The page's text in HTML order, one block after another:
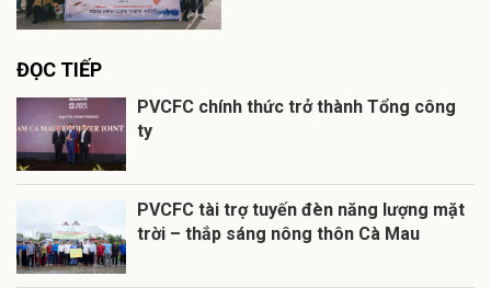
ĐỌC TIẾP
PVCFC chính thức trở thành Tổng công
ty
PVCFC tài trợ tuyến đèn năng lượng mặt
trời – thắp sáng nông thôn Cà Mau